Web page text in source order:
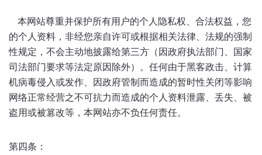
本网站尊重并保护所有用户的个人隐私权、合法权益，您
的个人资料，非经您亲自许可或根据相关法律、法规的强制
性规定，不会主动地披露给第三方（因政府执法部门、国家
司法部门要求等法定原因除外）。任何由于黑客政击、计算
机病毒侵入或发作、因政府管制而造成的暂时性关闭等影响
网络正常经营之不可抗力而造成的个人资料泄露、丢失、被
盗用或被篡改等，本网站亦不负任何责任。
第四条：